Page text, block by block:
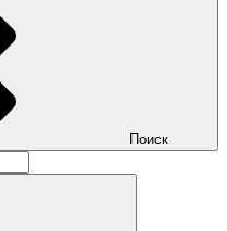
Поиск